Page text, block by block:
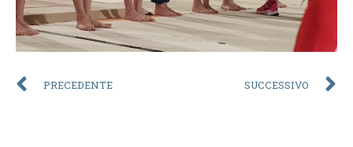
PRECEDENTE SUCCESSIVO